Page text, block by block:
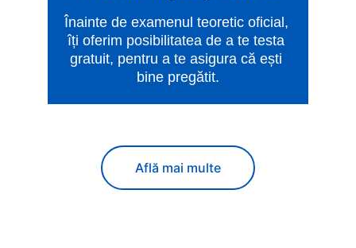
Înainte de examenul teoretic oficial,
îți oferim posibilitatea de a te testa
gratuit, pentru a te asigura că ești
bine pregătit.
Află mai multe